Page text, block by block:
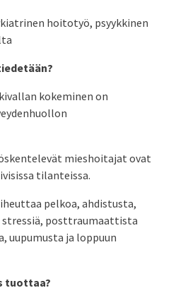
hoitotyö, psyykkinen
kokeminen on
mieshoitajat ovat
tilanteissa.
pelkoa, ahdistusta,
posttraumaattista
uupumusta ja loppuun
tuottaa?